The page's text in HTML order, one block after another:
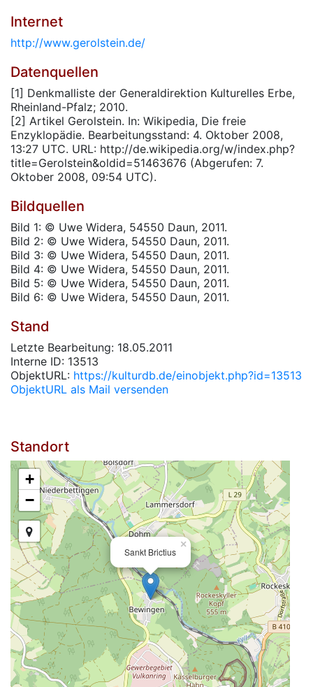
Internet
http://www.gerolstein.de/
Datenquellen
[1] Denkmalliste der Generaldirektion Kulturelles Erbe,
Rheinland-Pfalz; 2010.
[2] Artikel Gerolstein. In: Wikipedia, Die freie
Enzyklopädie. Bearbeitungsstand: 4. Oktober 2008,
13:27 UTC. URL: http://de.wikipedia.org/w/index.php?
title=Gerolstein&oldid=51463676 (Abgerufen: 7.
Oktober 2008, 09:54 UTC).
Bildquellen
Bild 1: © Uwe Widera, 54550 Daun, 2011.
Bild 2: © Uwe Widera, 54550 Daun, 2011.
Bild 3: © Uwe Widera, 54550 Daun, 2011.
Bild 4: © Uwe Widera, 54550 Daun, 2011.
Bild 5: © Uwe Widera, 54550 Daun, 2011.
Bild 6: © Uwe Widera, 54550 Daun, 2011.
Stand
Letzte Bearbeitung: 18.05.2011
Interne ID: 13513
ObjektURL: https://kulturdb.de/einobjekt.php?id=13513
ObjektURL als Mail versenden
Standort
Sankt Brictius
×
+
−